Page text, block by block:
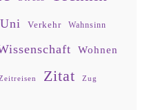
Uni Verkehr Wahnsinn
Wohnen
Zitat Zug